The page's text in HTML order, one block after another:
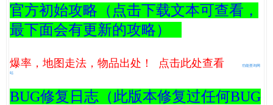
官方初始攻略（点击下载文本可查看，
最下面会有更新的攻略）
爆率，地图走法，物品出处！ 点击此处查看
功能查询网
站
BUG修复日志（此版本修复过任何BUG